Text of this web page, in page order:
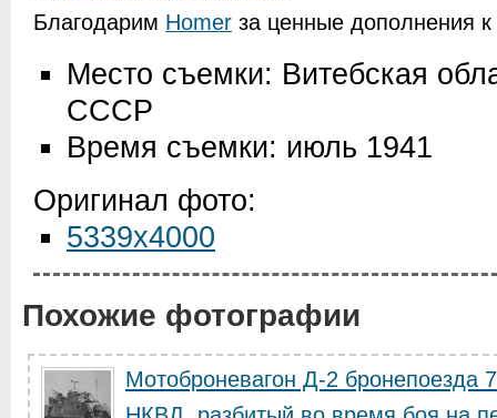
Благодарим Homer за ценные дополнения к
Место съемки: Витебская
СССР
Время съемки: июль 1941
Оригинал фото:
5339x4000
Похожие фотографии
Мотоброневагон Д-2 бронепоезда